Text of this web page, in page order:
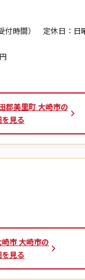
付時間） 定休日：日
郡美里町 大崎市の
見る
市 大崎市の
見る